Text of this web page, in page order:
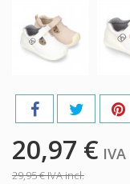
20,97 €
29,95 €IVA incl.